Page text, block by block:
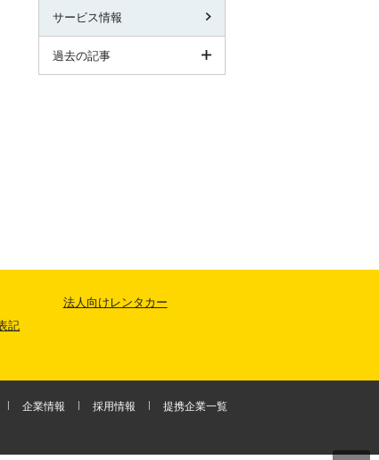
サービス情報
過去の記事
記
法人向けレンタカー
企業情報 採用情報 提携企業一覧